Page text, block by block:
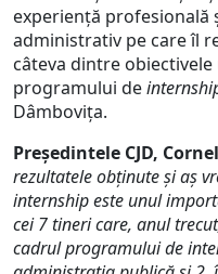
experiență profesională
administrativ pe care îl
câteva dintre
programului de
Dâmbovița.
Președintele CJD,
rezultatele obținute și aș
internship este unul
cei 7tineri care, anul
cadrul programului de